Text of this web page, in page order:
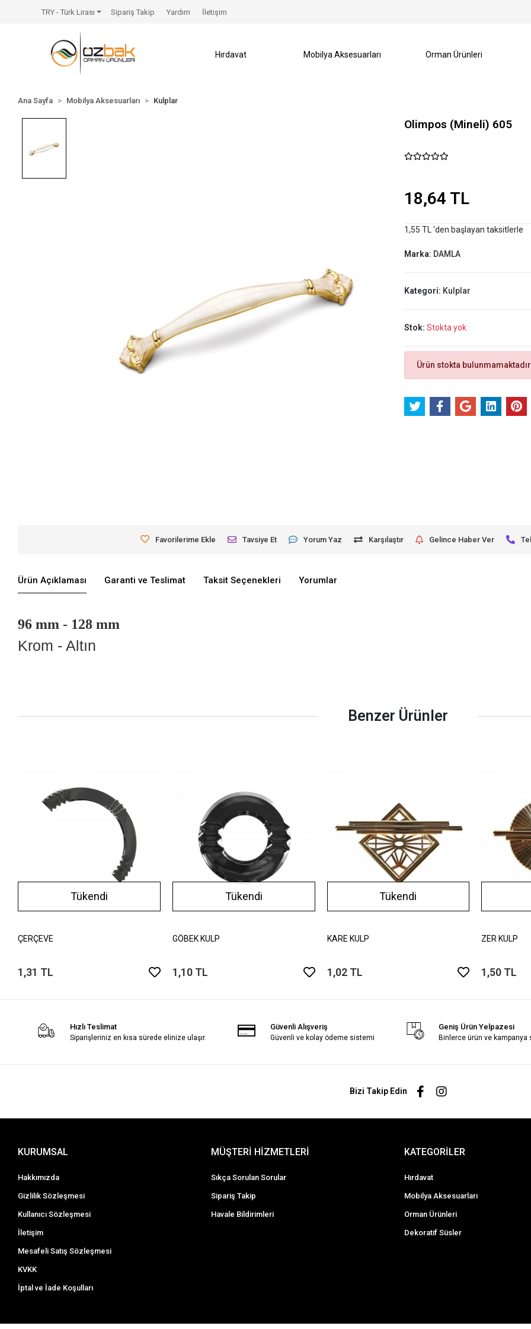
TRY - Türk Lirası Sipariş Takip Yardım İletişim
Hırdavat Mobilya Aksesuarları Orman Ürünleri
Ana Sayfa Mobilya Aksesuarları Kulplar
Olimpos (Mineli) 605
18,64 TL
1,55 TL 'den başlayan taksitlerle
Marka: DAMLA
Kategori: Kulplar
Stok: Stokta yok
Ürün stokta
Favorilerime Ekle Tavsiye Et Yorum Yaz Karşılaştır Gelince Haber Ver
Ürün Açıklaması Garanti ve Teslimat Taksit Seçenekleri Yorumlar
96 mm - 128 mm
Krom - Altın
Benzer Ürünler
Tükendi
ÇERÇEVE
1,31 TL
Tükendi
GÖBEK KULP
1,10 TL
Tükendi
KARE KULP
1,02 TL
ZER KULP
1,50 TL
Hızlı Teslimat
Siparişleriniz en kısa sürede elinize ulaşır.
Güvenli Alışveriş
Güvenli ve kolay ödeme sistemi
Geniş Ürün Yelpazesi
Binlerce ürün ve kampanya
Bizi Takip Edin
KURUMSAL
Hakkımızda
Gizlilik Sözleşmesi
Kullanıcı Sözleşmesi
İletişim
Mesafeli Satış Sözleşmesi
KVKK
İptal ve İade Koşulları
MÜŞTERİ HİZMETLERİ
Sıkça Sorulan Sorular
Sipariş Takip
Havale Bildirimleri
KATEGORİLER
Hırdavat
Mobilya Aksesuarları
Orman Ürünleri
Dekoratif Süsler